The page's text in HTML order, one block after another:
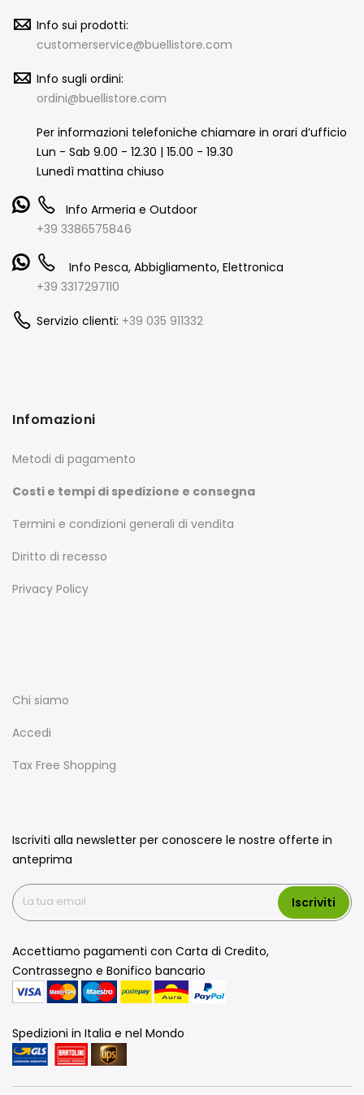
Info sui prodotti:
customerservice@buellistore.com
Info sugli ordini:
ordini@buellistore.com
Per informazioni telefoniche chiamare in orari d’ufficio
Lun - Sab 9.00 - 12.30 | 15.00 - 19.30
Lunedì mattina chiuso
Info Armeria e Outdoor
+39 3386575846
Info Pesca, Abbigliamento, Elettronica
+39 3317297110
Servizio clienti: +39 035 911332
Infomazioni
Metodi di pagamento
Costi e tempi di spedizione e consegna
Termini e condizioni generali di vendita
Diritto di recesso
Privacy Policy
Chi siamo
Accedi
Tax Free Shopping
Iscriviti alla newsletter per conoscere le nostre offerte in
anteprima
Iscriviti
Accettiamo pagamenti con Carta di Credito,
Contrassegno e Bonifico bancario
Spedizioni in Italia e nel Mondo